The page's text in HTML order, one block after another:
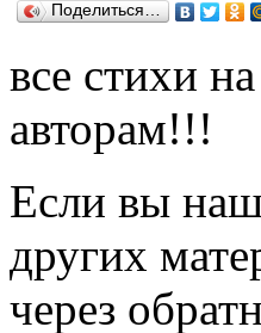
Поделиться…
все стихи
авторам!!!
Если вы
других
через